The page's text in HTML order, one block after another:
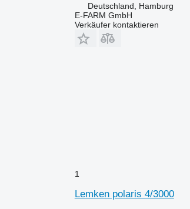
Deutschland, Hamburg
E-FARM GmbH
Verkäufer kontaktieren
1
Lemken polaris 4/3000